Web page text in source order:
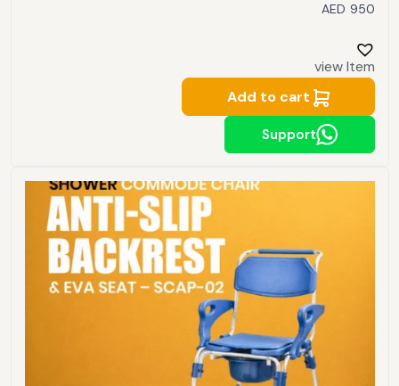
AED 950
view Item
Support